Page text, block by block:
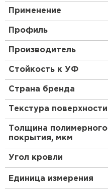
Применение
Профиль
Производитель
Стойкость к УФ
Страна бренда
Текстура поверхности
Толщина полимерного
покрытия, мкм
Угол кровли
Единица измерения